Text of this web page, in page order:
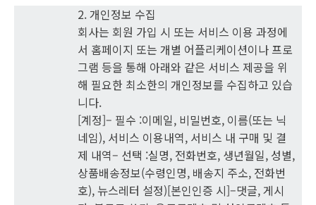
2. 개인정보 수집
회사는 회원 가입 시 또는 서비스 이용 과정에
서 홈페이지 또는 개별 어플리케이션이나 프로
그램 등을 통해 아래와 같은 서비스 제공을 위
해 필요한 최소한의 개인정보를 수집하고 있습
니다.
[계정]– 필수 :이메일, 비밀번호, 이름(또는 닉
네임), 서비스 이용내역, 서비스 내 구매 및 결
제 내역– 선택 :실명, 전화번호, 생년월일, 성별,
상품배송정보(수령인명, 배송지 주소, 전화번
호), 뉴스레터 설정)[본인인증 시]–댓글, 게시